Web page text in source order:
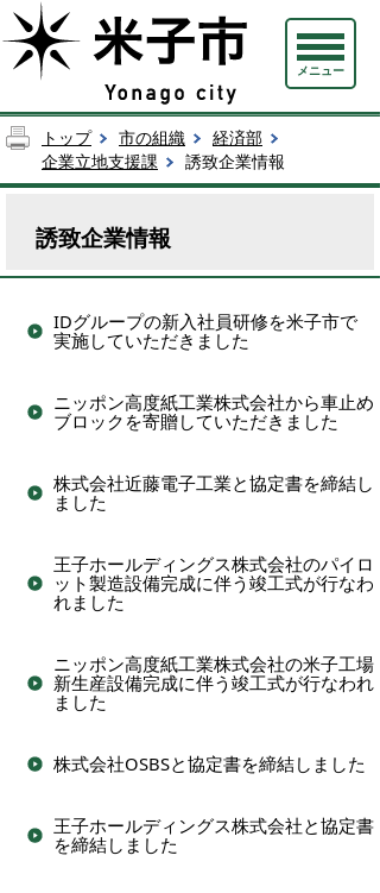
メニュー
トップ 市の組織
経済部
企業立地支援課
誘致企業情報
誘致企業情報
IDグループの新入社員研修を米子市で
実施していただきました
ニッポン高度紙工業株式会社から車止め
ブロックを寄贈していただきました
株式会社近藤電子工業と協定書を締結し
ました
王子ホールディングス株式会社のパイロ
ット製造設備完成に伴う竣工式が行なわ
れました
ニッポン高度紙工業株式会社の米子工場
新生産設備完成に伴う竣工式が行なわれ
ました
株式会社OSBSと協定書を締結しました
王子ホールディングス株式会社と協定書
を締結しました